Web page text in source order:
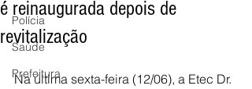
Polícia
Saúde
Prefeitura
é reinaugurada depois de
revitalização
Na última sexta-feira (12/06), a Etec Dr.